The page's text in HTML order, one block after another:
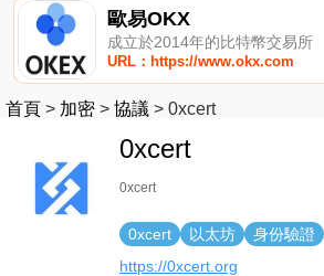
歐易OKX
成立於2014年的比特幣交易所
URL：https://www.okx.com
首頁 > 加密 > 協議 > 0xcert
0xcert
0xcert
0xcert 以太坊
身份驗證
https://0xcert.org